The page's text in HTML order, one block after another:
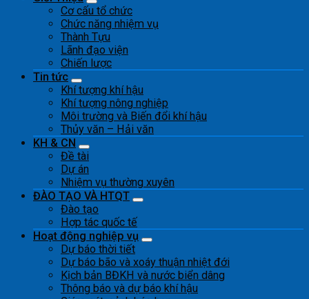
Cơ cấu tổ chức
Chức năng nhiệm vụ
Thành Tựu
Lãnh đạo viện
Chiến lược
Tin tức
Khí tượng khí hậu
Khí tượng nông nghiệp
Môi trường và Biến đổi khí hậu
Thủy văn – Hải văn
KH & CN
Đề tài
Dự án
Nhiệm vụ thường xuyên
ĐÀO TẠO VÀ HTQT
Đào tạo
Hợp tác quốc tế
Hoạt động nghiệp vụ
Dự báo thời tiết
Dự báo bão và xoáy thuận nhiệt đới
Kịch bản BĐKH và nước biển dâng
Thông báo và dự báo khí hậu